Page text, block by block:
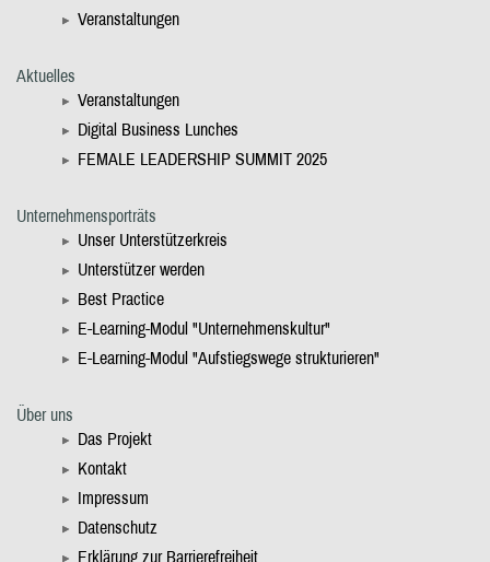
Veranstaltungen
Aktuelles
Veranstaltungen
Digital Business Lunches
FEMALE LEADERSHIP SUMMIT 2025
Unternehmensporträts
Unser Unterstützerkreis
Unterstützer werden
Best Practice
E-Learning-Modul "Unternehmenskultur"
E-Learning-Modul "Aufstiegswege strukturieren"
Über uns
Das Projekt
Kontakt
Impressum
Datenschutz
Erklärung zur Barrierefreiheit